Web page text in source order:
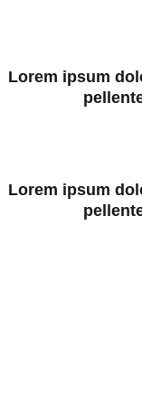
Lorem ipsum
Lorem ipsum